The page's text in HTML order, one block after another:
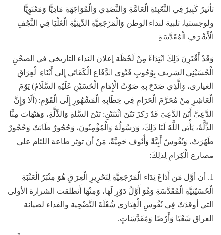
تأثيرٌ كَبِيرٌ فِي التَّعْبِئةِ الْعَامَّةِ وَالتَّصَدِي وَالْمُوَاجَهَةِ مَادِيًّا وَمَعْنَوِيًّا
ولوجستيا، تلبية لنداء الوطن وَالْمَرْجَعِيَّةِ الدِّينِيَّةِ الْعُلْيَا فِي النَّجْفِ
الْأَشْرَفِ الْمُقَدَّسَةِ.
وَقَدْ أَقْتَرِنَ ذَلِكَ ابْتِدَاءً مِنْ لَحْظَة إعلان النداء التاريخي في الصحْنِ
الْحُسَيْنِي الشريف بِوُجُوبِ فَتْوَى الدَّفَاعِ الْكَفَائي إِلى أَبْنَاءِ الْعِرَاقِ
الغيارى، وَالَّذِي صَدَحَ بِهِ صَوْتُ الْإِمَامِ الْحُسَيْنِ عَلَيْهِ السَّلَامُ) يَوْمَ
الْعَاشِرِ مِنْ مُحَرَّمَ الْحَرَامِ فِي خِطَابِهِ الْمَشْهُورِ إِلَى الْقَوْمِ: (أَلَا وَإِنَّ
الدَّعِيَّ أَبْنَ الدَّعِيَ قَدْ رَكزَ بَيْنَ اثْنَتَيْنِ: بَيْنَ السَّلةِ وَالذِّلَّةِ، وَهَيْهَاتَ مِنَّا
الذِّلَّةُ، يَأْبَى اللَّهُ لَنَا ذَلِكَ، وَرَسُولُهُ وَالْمُؤْمِنُونَ، وَحُجُورٌ طَابَتْ وَحُجُورٌ
طَهُرَتْ، وَنُفُوسٌ أَبِيَّةً وَأُنُوف حَمِيَّةً، مَنْ أن تؤثر طاعة اللئام على
مصارع الْكِرَامِ لِذلِكَ:
1. أن أوَّل مَن أَذاعَ نِدَاء الْمَرْجَعِيَّةِ لِتَحْرِيرِ الْعِرَاقِ هُوَ مِنْبَرُ الْعَتْبَةِ
الْحُسَيْنِيَّةِ الْمُقَدَّسَةِ وَهُوَ أَوَّلُ دَوْرٍ لَهَا، وَمِنْهَا أَنطلقت الشرارة الأولى
التي أوقدَتْ فِي نُفُوسِ الْغِيَارَى شُعْلَةَ التَّضْحِية والفداء لصيانة
العراق شَعْبًا وَأَرْضًا وَمُقَدَّسَاتٍ.